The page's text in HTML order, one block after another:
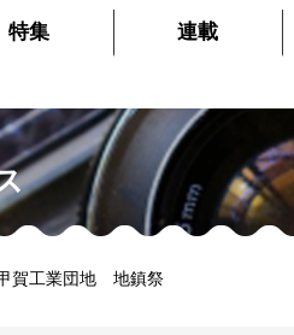
特集 連載
賀工業団地 地鎮祭